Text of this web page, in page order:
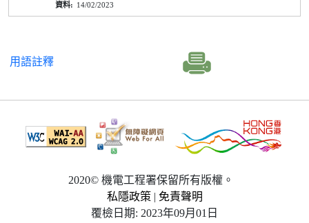
14/02/2023
用語註釋
2020© 機電工程署保留所有版權。
私隱政策 | 免責聲明
覆檢日期: 2023年09月01日